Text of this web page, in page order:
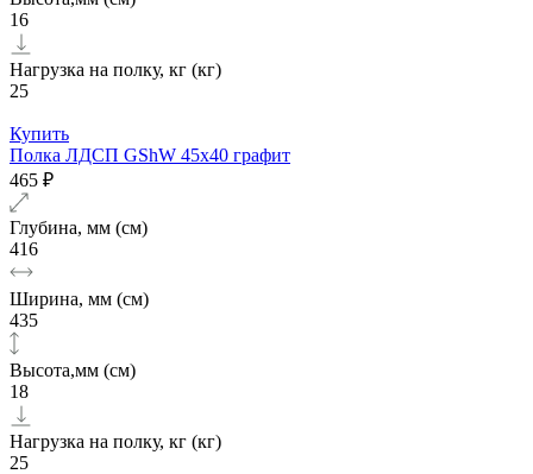
16
Нагрузка на полку, кг (кг)
25
Купить
Полка ЛДСП GShW 45х40 графит
465 ₽
Глубина, мм (см)
416
Ширина, мм (см)
435
Высота,мм (см)
18
Нагрузка на полку, кг (кг)
25